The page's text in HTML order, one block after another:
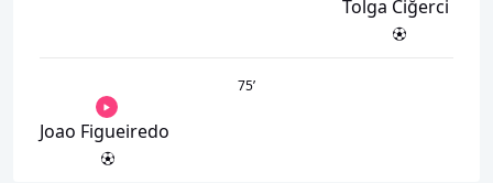
Tolga Ciğerci
75’
Joao Figueiredo